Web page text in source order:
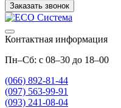
Заказать звонок
Контактная информация
Пн–Сб: с 08–30 до 18–00
(066) 892-81-44
(097) 563-99-91
(093) 241-08-04